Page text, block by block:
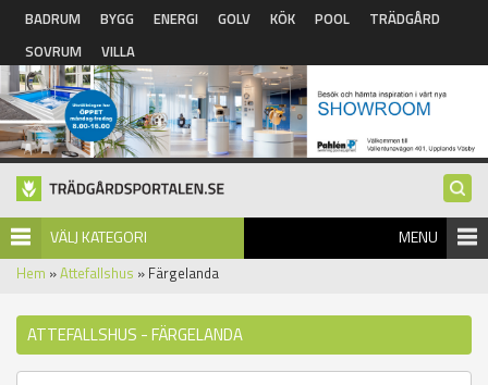
Hoppa till huvudinnehåll
BADRUM BYGG ENERGI GOLV KÖK POOL
TRÄDGÅRD
SOVRUM
VILLA
VÄLJ KATEGORI MENU
Hem »Attefallshus » Färgelanda
ATTEFALLSHUS - FÄRGELANDA